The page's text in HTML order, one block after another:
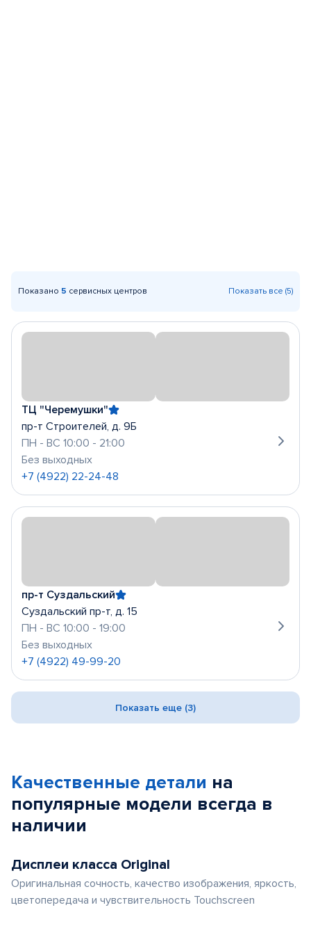
Показано 5 сервисных центров Показать все (5)
ТЦ "Черемушки"
пр-т Строителей, д. 9Б
ПН - ВС 10:00 - 21:00
Без выходных
+7 (4922) 22-24-48
пр-т Суздальский
Суздальский пр-т, д. 15
ПН - ВС 10:00 - 19:00
Без выходных
+7 (4922) 49-99-20
Показать еще (3)
Качественные детали на
популярные модели всегда в
наличии
Дисплеи класса Original
Оригинальная сочность, качество изображения, яркость,
цветопередача и чувствительность Touchscreen